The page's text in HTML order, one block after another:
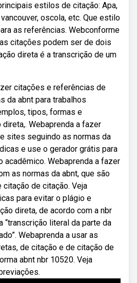
estilos de citação: Apa,
oscola, etc. Que estilo
as referências. Webconforme
citações podem ser de dois
direta é a transcrição de um
citações e referências de
da abnt para trabalhos
tipos, formas e
Webaprenda a fazer
sites seguindo as normas da
e use o gerador grátis para
acadêmico. Webaprenda a fazer
as normas da abnt, que são
de citação. Veja
para evitar o plágio e
direta, de acordo com a nbr
“transcrição literal da parte da
Webaprenda a usar as
de citação e de citação de
abnt nbr 10520. Veja